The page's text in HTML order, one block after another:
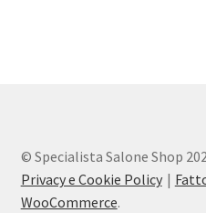
PERSONALI
Privacy e Cookie Policy
© Specialista Salone Shop
Privacy e Cookie Policy
WooCommerce.